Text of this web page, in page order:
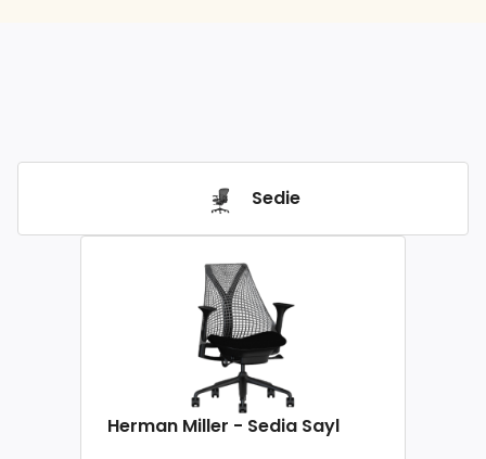
Sedie
Herman Miller - Sedia Sayl